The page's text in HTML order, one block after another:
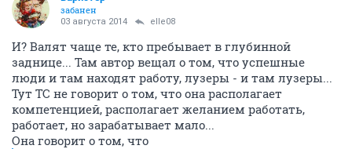
забанен
03 августа 2014 elle08
И? Валят чаще те, кто пребывает в глубинной
заднице... Там автор вещал о том, что успешные
люди и там находят работу, лузеры - и там лузеры...
Тут ТС не говорит о том, что она располагает
компетенцией, располагает желанием работать,
работает, но зарабатывает мало...
Она говорит о том, что